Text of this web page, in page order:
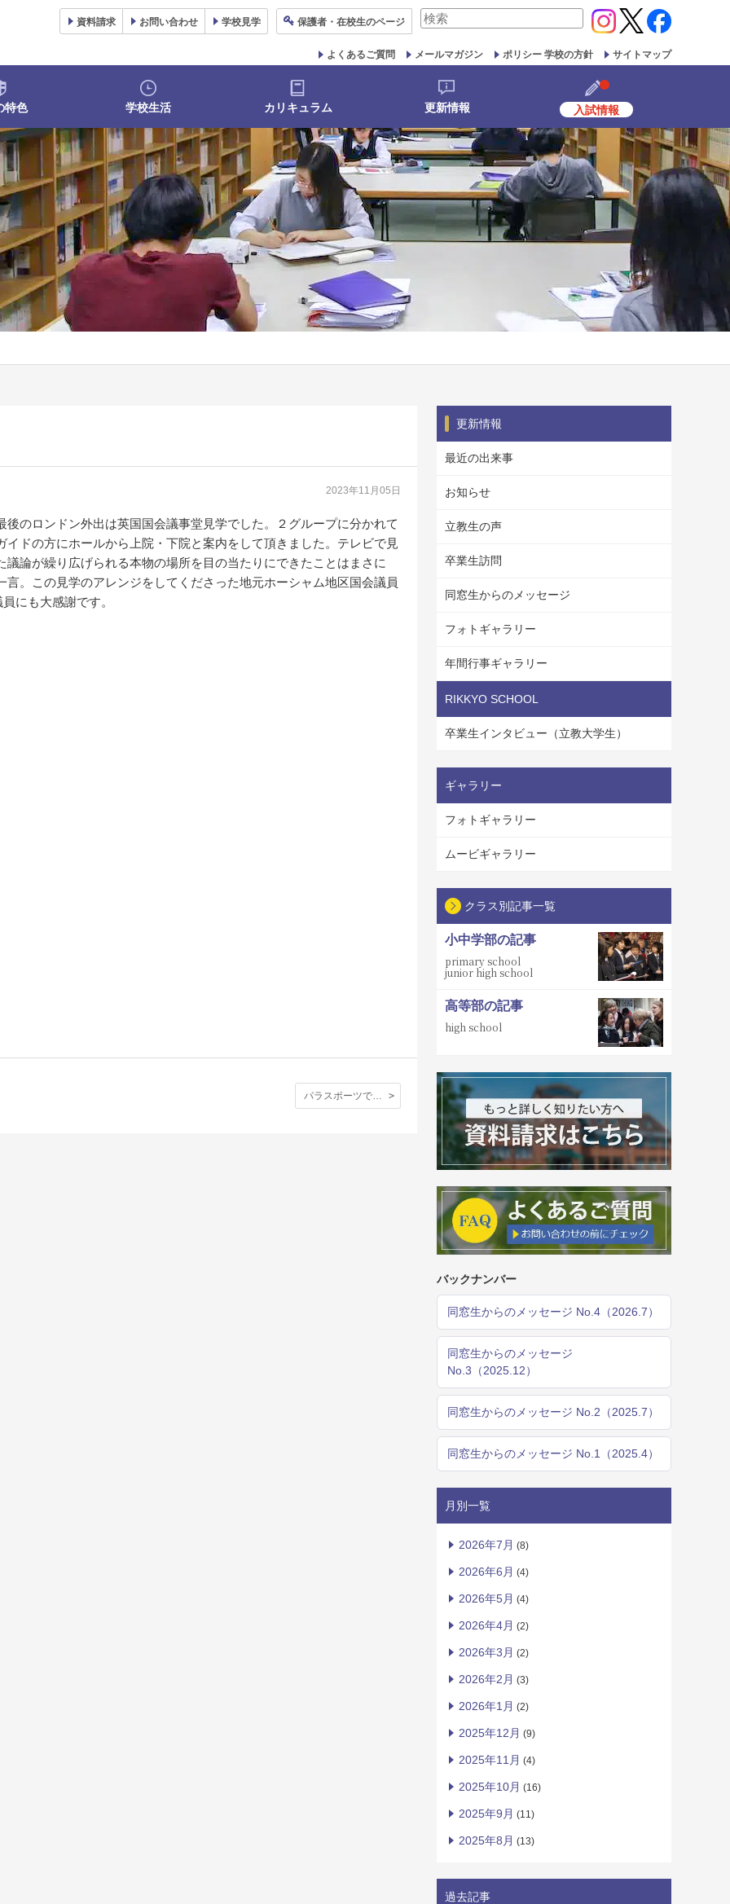
資料請求 お問い合わせ 学校見学 保護者 ・在校生のページ
検
対
象:
よくあるご質問 メールマガジン ポリシー 学校の方針 サイトマップ
特色 学校生活 カリキュラム 更新情報 入試情報
2023年11月05日
後のロンドン外出は英国国会議事堂見学でした。２グループに分かれて
イドの方にホールから上院・下院と案内をして頂きました。テレビで見
議論が繰り広げられる本物の場所を目の当たりにできたことはまさに
言。この見学のアレンジをしてくださった地元ホーシャム地区国会議員
にも大感謝です。
パラスポーツで共生社会や多様性への理解を深める
更新情報
最近の出来事
お知らせ
立教生の声
卒業生訪問
同窓生からのメッセージ
フォトギャラリー
年間行事ギャラリー
RIKKYO SCHOOL
卒業生インタビュー（立教大学生）
ギャラリー
フォトギャラリー
ムービギャラリー
クラス別記事一覧
小中学部の記事
primary school
junior high school
高等部の記事
high school
バックナンバー
同窓生からのメッセージ No.4（2026.7）
同窓生からのメッセージ
No.3（2025.12）
同窓生からのメッセージ No.2（2025.7）
同窓生からのメッセージ No.1（2025.4）
月別一覧
2026年7月 (8)
2026年6月 (4)
2026年5月 (4)
2026年4月 (2)
2026年3月 (2)
2026年2月 (3)
2026年1月 (2)
2025年12月 (9)
2025年11月 (4)
2025年10月 (16)
2025年9月 (11)
2025年8月 (13)
過去記事